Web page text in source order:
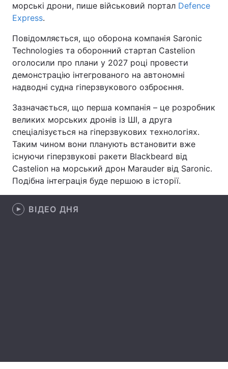
Спорт
Техно і зв'язок
Зброя Інциденти
Здоров'я Туризм
Цікавинки Погода
Екологія Регіони
Лонгріди
Відео з Youtube
Інтерв'ю
морські дрони, пише військовий портал Defence
Express.
Повідомляється, що оборона компанія Saronic
Technologies та оборонний стартап Castelion
оголосили про плани у 2027 році провести
демонстрацію інтегрованого на автономні
надводні судна гіперзвукового озброєння.
Зазначається, що перша компанія – це розробник
великих морських дронів із ШІ, а друга
спеціалізується на гіперзвукових технологіях.
Таким чином вони планують встановити вже
існуючи гіперзвукові ракети Blackbeard від
Castelion на морський дрон Marauder від Saronic.
Подібна інтеграція буде першою в історії.
ВІДЕО ДНЯ